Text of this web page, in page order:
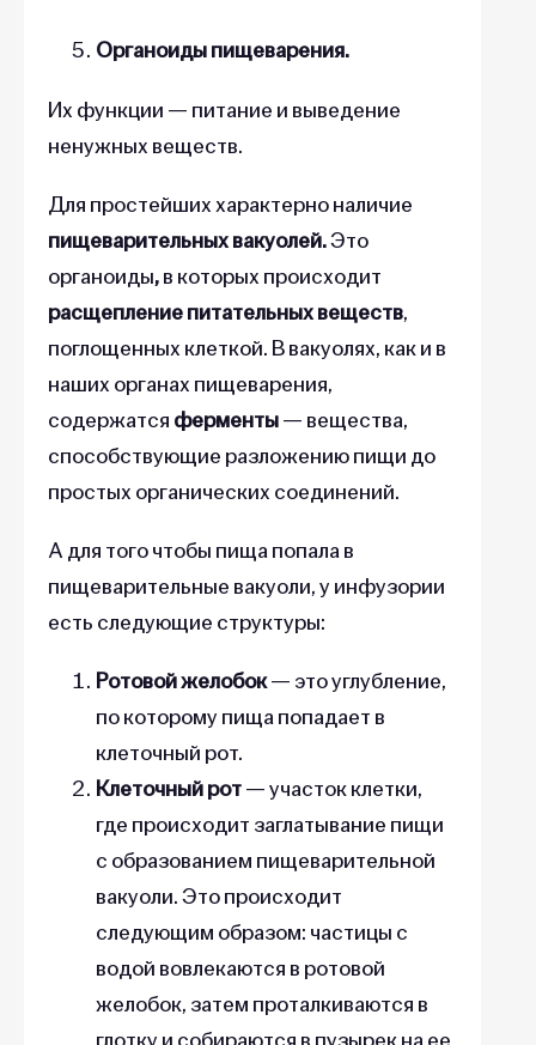
Органоиды пищеварения.
Их функции — питание и выведение
ненужных веществ.
Для простейших характерно наличие
пищеварительных вакуолей.Это
органоиды,в которых происходит
расщепление питательных веществ,
поглощенных клеткой. В вакуолях, как и в
наших органах пищеварения,
содержатся ферменты— вещества,
способствующие разложению пищи до
простых органических соединений.
А для того чтобы пища попала в
пищеварительные вакуоли, у инфузории
есть следующие структуры:
Ротовой желобок— это углубление,
по которому пища попадает в
клеточный рот.
Клеточный рот— участок клетки,
где происходит заглатывание пищи
с образованием пищеварительной
вакуоли. Это происходит
следующим образом: частицы с
водой вовлекаются в ротовой
желобок, затем проталкиваются в
глотку и собираются в пузырек на ее